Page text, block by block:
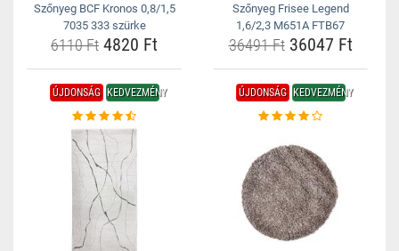
Szőnyeg BCF Kronos 0,8/1,5
7035 333 szürke
6110 Ft 4820 Ft
Szőnyeg Frisee Legend
1,6/2,3 M651A FTB67
36491 Ft36047 Ft
ÚJDONSÁG KEDVEZMÉNY ÚJDONSÁG KEDVEZMÉNY